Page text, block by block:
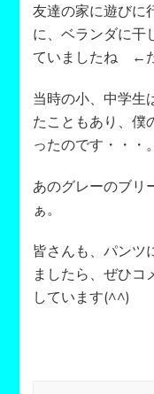
友達の家に遊びに
に、ベランダに干
ていましたね ←
当時の小、中学生
たこともあり、僕
ったのです・・・。
あのグレーのブリ
ぁ。
皆さんも、パンツ
ましたら、ぜひコ
しています(^^)